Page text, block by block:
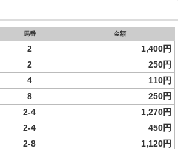
馬番 金額
2 1,400円
2
250円
4
110円
8
250円
2-4 1,270円
2-4
450円
2-8
1,120円